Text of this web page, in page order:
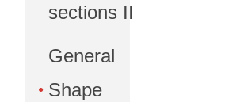
sections II
General
Shape